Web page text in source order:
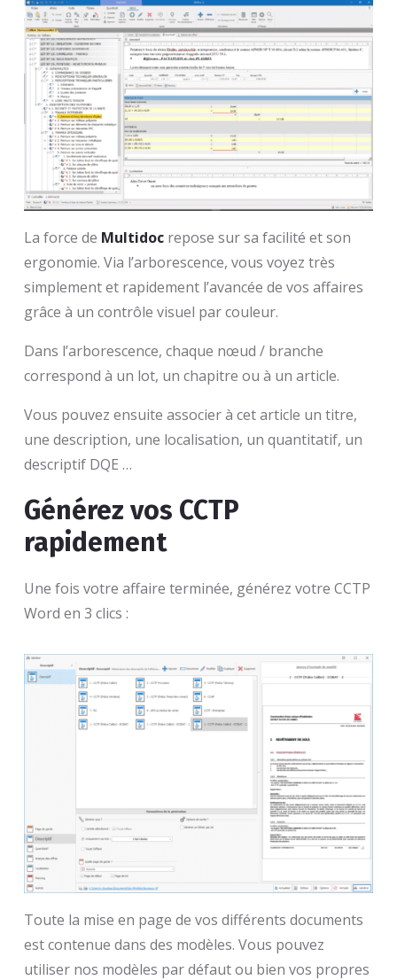
La force de Multidocrepose sur sa facilité et son
ergonomie. Via l’arborescence, vous voyez très
simplement et rapidement l’avancée de vos affaires
grâce à un contrôle visuel par couleur.
Dans l’arborescence, chaque nœud / branche
correspond à un lot, un chapitre ou à un article.
Vous pouvez ensuite associer à cet article un titre,
une description, une localisation, un quantitatif, un
descriptif DQE …
Générez vos CCTP
rapidement
Une fois votre affaire terminée, générez votre CCTP
Word en 3 clics :
Toute la mise en page de vos différents documents
est contenue dans des modèles. Vous pouvez
utiliser nos modèles par défaut ou bien vos propres